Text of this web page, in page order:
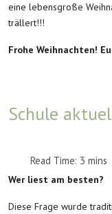
eine lebensgroße
trällert!!!
Frohe Weihnachten!
Schule
Read Time: 3 mins
Wer liest am besten?
Diese Frage wurde